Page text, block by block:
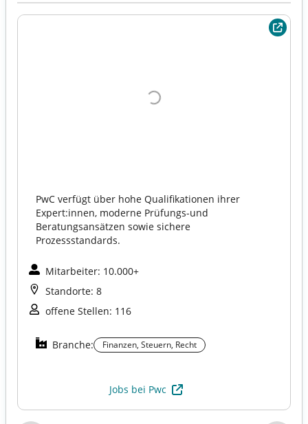
PwC verfügt über hohe Qualifikationen ihrer
Expert:innen, moderne Prüfungs-und
Beratungsansätzen sowie sichere
Prozessstandards.
Mitarbeiter: 10.000+
Standorte: 8
offene Stellen: 116
Branche: Finanzen, Steuern, Recht
Jobs bei Pwc